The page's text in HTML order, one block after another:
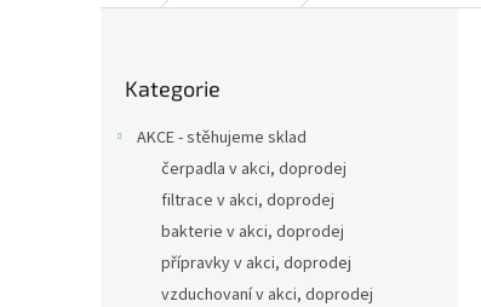
kategorie
Kategorie
AKCE - stěhujeme sklad
čerpadla v akci, doprodej
filtrace v akci, doprodej
bakterie v akci, doprodej
přípravky v akci, doprodej
vzduchovaní v akci, doprodej